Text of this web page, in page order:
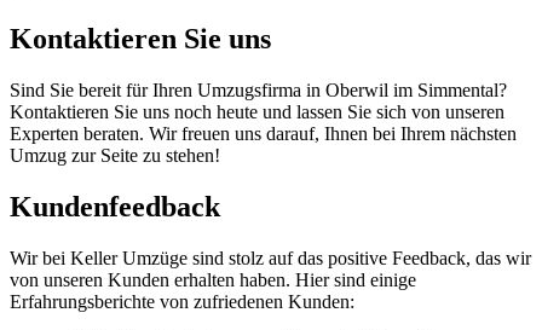
Kontaktieren Sie uns
Sind Sie bereit für Ihren Umzugsfirma in Oberwil im Simmental?
Kontaktieren Sie uns noch heute und lassen Sie sich von unseren
Experten beraten. Wir freuen uns darauf, Ihnen bei Ihrem nächsten
Umzug zur Seite zu stehen!
Kundenfeedback
Wir bei Keller Umzüge sind stolz auf das positive Feedback, das wir
von unseren Kunden erhalten haben. Hier sind einige
Erfahrungsberichte von zufriedenen Kunden: